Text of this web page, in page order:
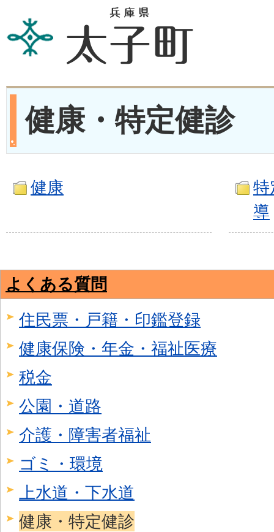
健康・特定健診
健康
特
導
よくある質問
住民票・戸籍・印鑑登録
健康保険・年金・福祉医療
税金
公園・道路
介護・障害者福祉
ゴミ・環境
上水道・下水道
健康・特定健診